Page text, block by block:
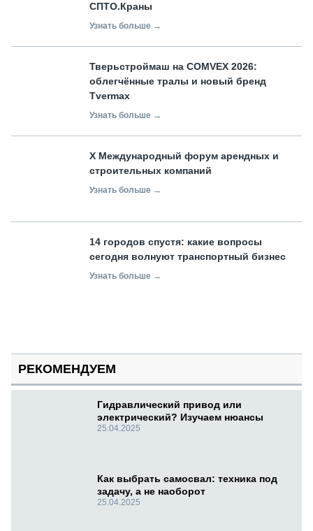
СПТО.Краны
Узнать больше →
Тверьстроймаш на COMVEX 2026:
облегчённые тралы и новый бренд
Tvermax
Узнать больше →
X Международный форум арендных и
строительных компаний
Узнать больше →
14 городов спустя: какие вопросы
сегодня волнуют транспортный бизнес
Узнать больше →
РЕКОМЕНДУЕМ
Гидравлический привод или
электрический? Изучаем нюансы
25.04.2025
Как выбрать самосвал: техника под
задачу, а не наоборот
25.04.2025